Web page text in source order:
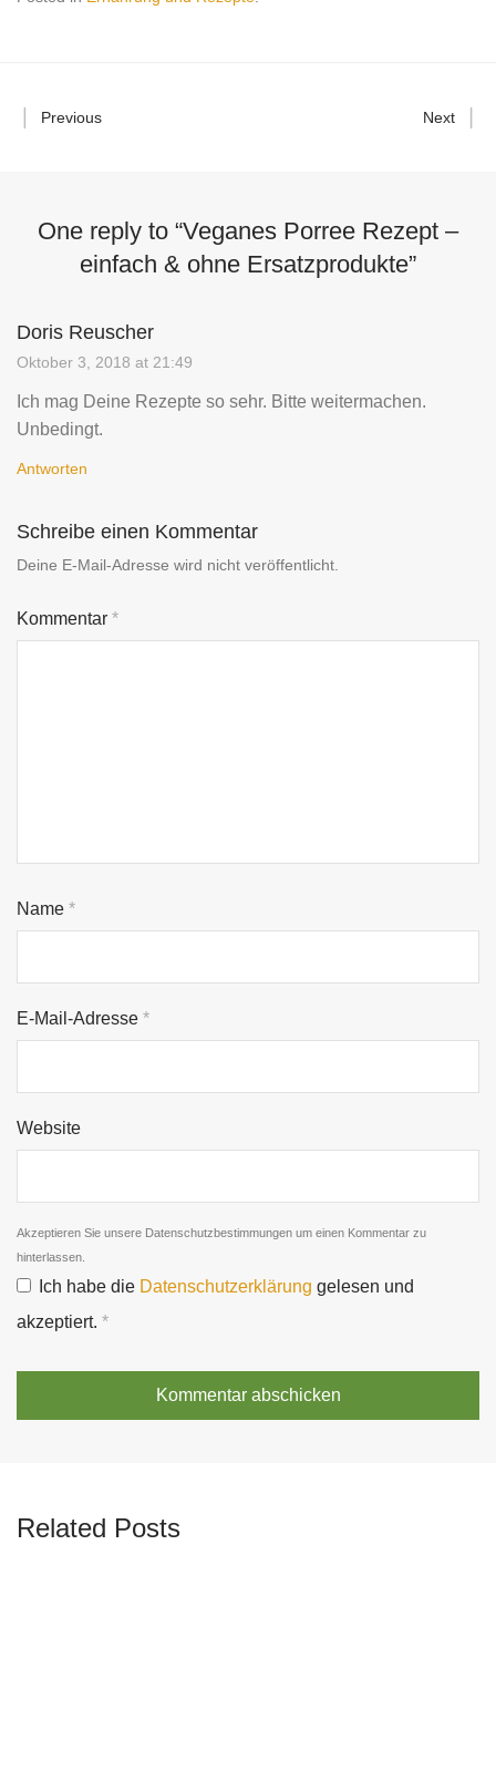
Previous Next
One reply to “Veganes Porree Rezept –
einfach & ohne Ersatzprodukte”
Doris Reuscher
Oktober 3, 2018 at 21:49
Ich mag Deine Rezepte so sehr. Bitte weitermachen.
Unbedingt.
Antworten
Schreibe einen Kommentar
Deine E-Mail-Adresse wird nicht veröffentlicht.
Kommentar *
Name *
E-Mail-Adresse *
Website
Akzeptieren Sie unsere Datenschutzbestimmungen um einen Kommentar zu
hinterlassen.
Ich habe die Datenschutzerklärung gelesen und
akzeptiert. *
Related Posts